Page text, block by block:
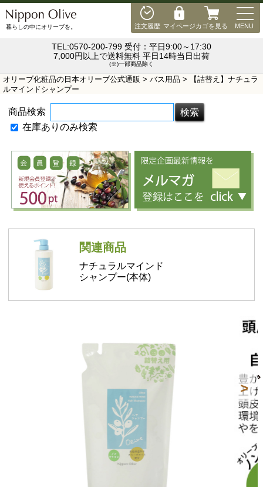
注文履歴 マイページカゴを見る MENU
暮らしの中にオリーブを。
TEL:0570-200-799 受付：平日9:00～17:30
7,000円以上で送料無料 平日14時当日出荷
(※)一部商品除く
オリーブ化粧品の日本オリーブ公式通販 > バス用品 > 【詰替え】ナチュラ
ルマインドシャンプー
商品検索
在庫ありのみ検索
関連商品
ナチュラルマインド
シャンプー(本体)